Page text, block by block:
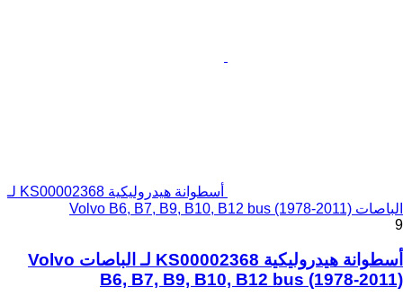
أسطوانة هيدروليكية KS00002368 لـ
الباصات Volvo B6, B7, B9, B10, B12 bus (1978-2011)
9
أسطوانة هيدروليكية KS00002368 لـ الباصات Volvo
B6, B7, B9, B10, B12 bus (1978-2011)